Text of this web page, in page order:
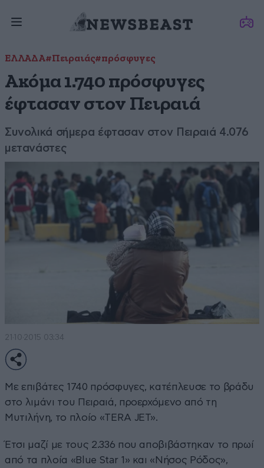
ΕΛΛΑΔΑ#Πειραιάς#πρόσφυγες
Ακόμα 1.740 πρόσφυγες
έφτασαν στον Πειραιά
Συνολικά σήμερα έφτασαν στον Πειραιά 4.076
μετανάστες
21·10·2015 03:34
Με επιβάτες 1740 πρόσφυγες, κατέπλευσε το βράδυ
στο λιμάνι του Πειραιά, προερχόμενο από τη
Μυτιλήνη, το πλοίο «TERA JET».
Έτσι μαζί με τους 2.336 που αποβιβάστηκαν το πρωί
από τα πλοία «Blue Star 1» και «Νήσος Ρόδος»,